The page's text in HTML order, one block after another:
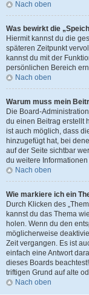
Nach oben
Was bewirkt die
Hiermit kannst du die
späteren Zeitpunkt
kannst du mit der
persönlichen Bereich
Nach oben
Warum muss mein
Die Board-
du einen Beitrag erstellt
ist auch möglich, dass
hinzugefügt hat, bei
auf der Seite sichtbar
du weitere
Nach oben
Wie markiere ich ein
Durch Klicken des
kannst du das Thema
holen. Wenn du den
möglicherweise
Zeit vergangen. Es ist
einfach eine Antwort
dieses Boards
triftigen Grund auf alte
Nach oben